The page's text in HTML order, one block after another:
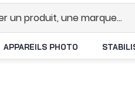
APPAREILS PHOTO